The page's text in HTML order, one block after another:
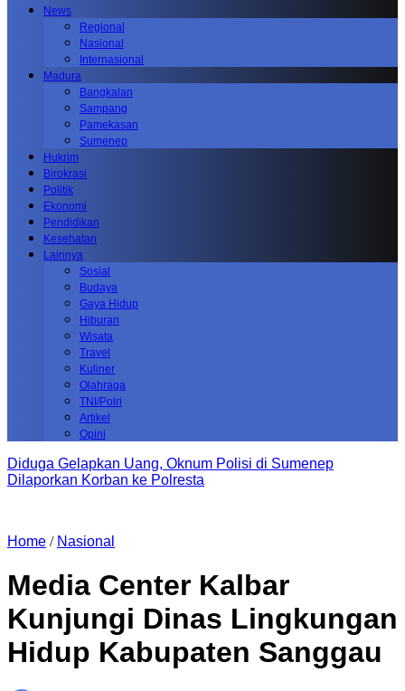
News
Regional
Nasional
Internasional
Madura
Bangkalan
Sampang
Pamekasan
Sumenep
Hukrim
Birokrasi
Politik
Ekonomi
Pendidikan
Kesehatan
Lainnya
Sosial
Budaya
Gaya Hidup
Hiburan
Wisata
Travel
Kuliner
Olahraga
TNI/Polri
Artikel
Opini
Diduga Gelapkan Uang, Oknum Polisi di Sumenep
Dilaporkan Korban ke Polresta
Home / Nasional
Media Center Kalbar
Kunjungi Dinas Lingkungan
Hidup Kabupaten Sanggau